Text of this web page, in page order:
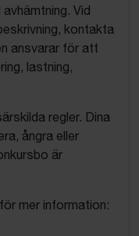
Vid
kontakta
ansvarar för att
lastning,
regler. Dina
ångra eller
är
mer information: